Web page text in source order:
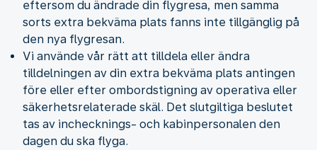
eftersom du ändrade din flygresa, men samma
sorts extra bekväma plats fanns inte tillgänglig på
den nya flygresan.
Vi använde vår rätt att tilldela eller ändra
tilldelningen av din extra bekväma plats antingen
före eller efter ombordstigning av operativa eller
säkerhetsrelaterade skäl. Det slutgiltiga beslutet
tas av inchecknings- och kabinpersonalen den
dagen du ska flyga.